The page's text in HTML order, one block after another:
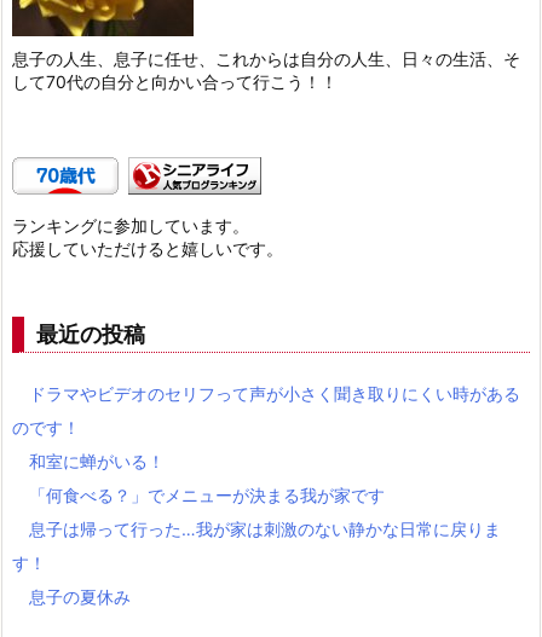
息子の人生、息子に任せ、これからは自分の人生、日々の生活、そ
して70代の自分と向かい合って行こう！！
ランキングに参加しています。
応援していただけると嬉しいです。
最近の投稿
ドラマやビデオのセリフって声が小さく聞き取りにくい時がある
のです！
和室に蝉がいる！
「何食べる？」でメニューが決まる我が家です
息子は帰って行った…我が家は刺激のない静かな日常に戻りま
す！
息子の夏休み